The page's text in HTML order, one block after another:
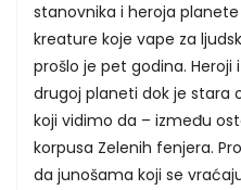
stanovnika i heroja
kreature koje vape za
prošlo je pet godina. Heroji
drugoj planeti dok je stara
koji vidimo da – između
korpusa Zelenih fenjera.
da junošama koji se